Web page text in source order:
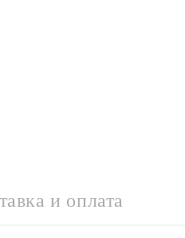
и оплата